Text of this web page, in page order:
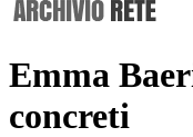
Emma
concreti